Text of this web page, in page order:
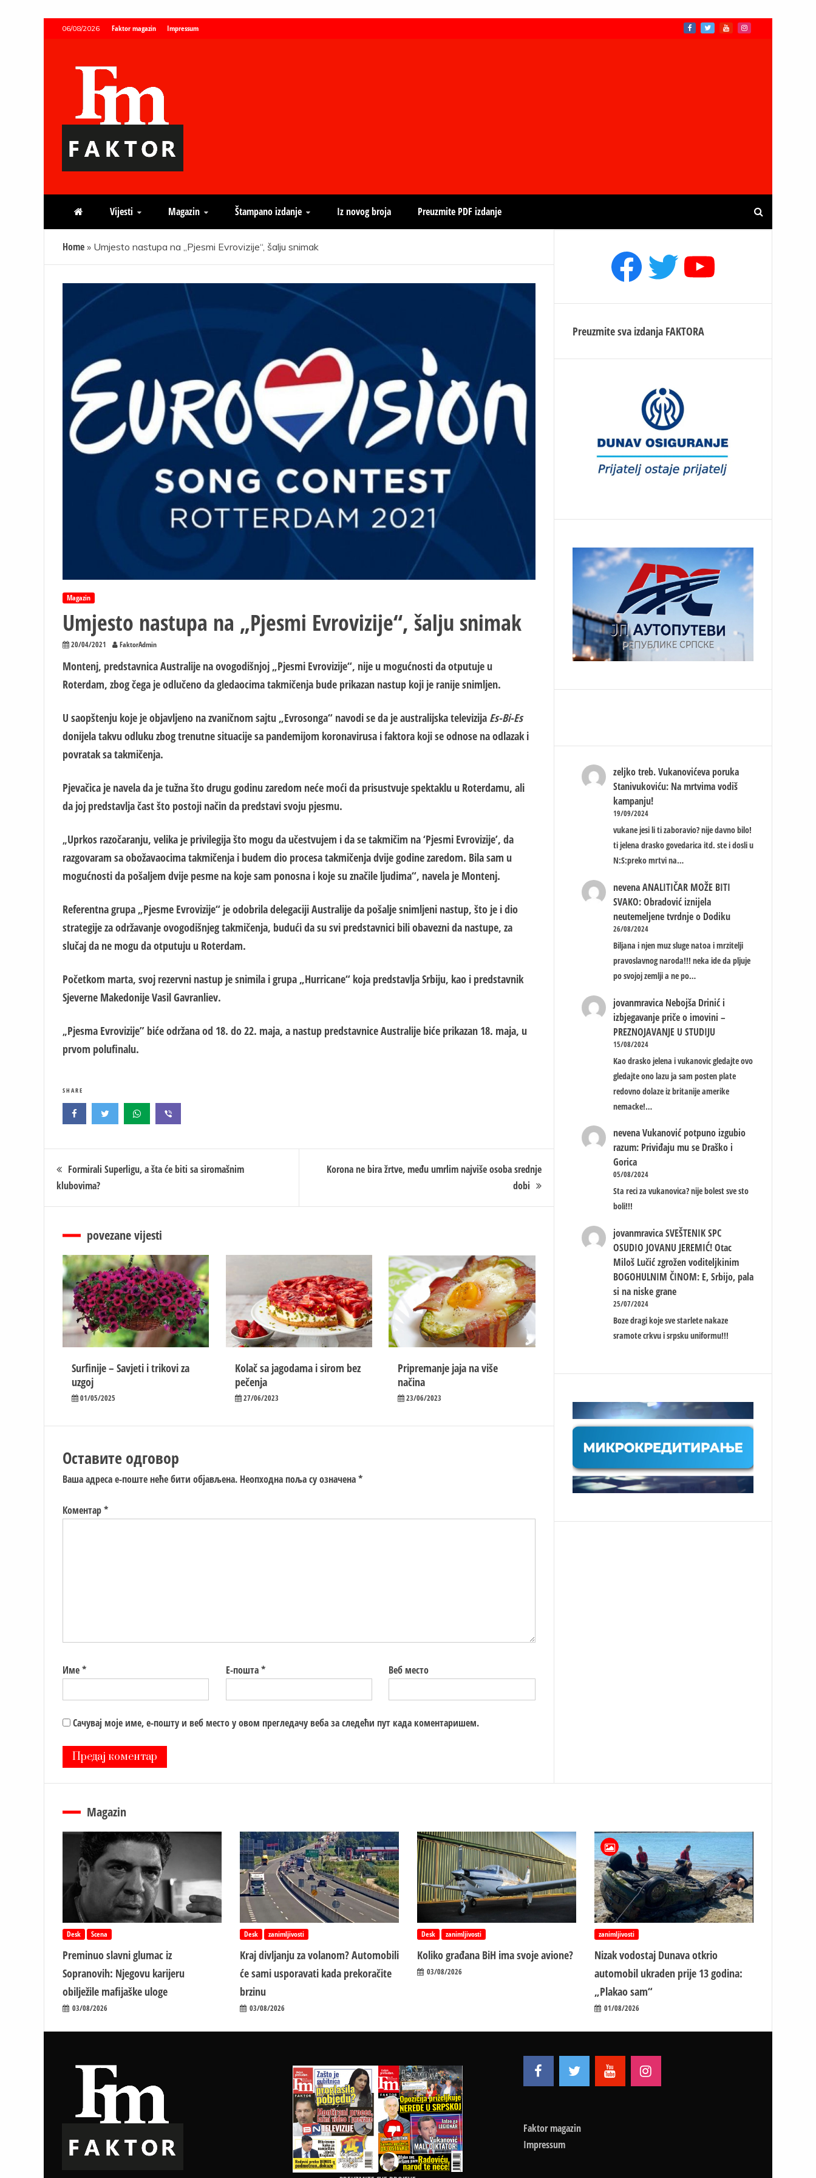
06/08/2026 Faktor magazin Impressum
Faktor magazin
Vijesti Magazin Štampano izdanje Iz novog broja Preuzmite PDF izdanje
Home » Umjesto nastupa na „Pjesmi Evrovizije“, šalju snimak
Magazin
Umjesto nastupa na „Pjesmi Evrovizije“, šalju snimak
20/04/2021 FaktorAdmin
Montenj, predstavnica Australije na ovogodišnjoj „Pjesmi Evrovizije“, nije u mogućnosti da otputuje u
Roterdam, zbog čega je odlučeno da gledaocima takmičenja bude prikazan nastup koji je ranije snimljen.
U saopštenju koje je objavljeno na zvaničnom sajtu „Evrosonga“ navodi se da je australijska televizija Es-Bi-Es
donijela takvu odluku zbog trenutne situacije sa pandemijom koronavirusa i faktora koji se odnose na odlazak i
povratak sa takmičenja.
Pjevačica je navela da je tužna što drugu godinu zaredom neće moći da prisustvuje spektaklu u Roterdamu, ali
da joj predstavlja čast što postoji način da predstavi svoju pjesmu.
„Uprkos razočaranju, velika je privilegija što mogu da učestvujem i da se takmičim na ‘Pjesmi Evrovizije’, da
razgovaram sa obožavaocima takmičenja i budem dio procesa takmičenja dvije godine zaredom. Bila sam u
mogućnosti da pošaljem dvije pesme na koje sam ponosna i koje su značile ljudima“, navela je Montenj.
Referentna grupa „Pjesme Evrovizije“ je odobrila delegaciji Australije da pošalje snimljeni nastup, što je i dio
strategije za održavanje ovogodišnjeg takmičenja, budući dasu svi predstavnici bili obavezni da nastupe, za
slučaj da ne mogu da otputuju u Roterdam.
Početkom marta, svoj rezervni nastup je snimila i grupa „Hurricane“ koja predstavlja Srbiju, kao i predstavnik
Sjeverne Makedonije Vasil Gavranliev.
„Pjesma Evrovizije” biće održanaod 18. do 22. maja, a nastup predstavnice Australije biće prikazan 18. maja, u
prvom polufinalu.
SHARE
Кретање
чланка
Formirali Superligu, a šta će biti sa siromašnim
klubovima?
Korona ne bira žrtve, među umrlim najviše osoba srednje
dobi
povezane vijesti
Surfinije – Savjeti i trikovi za
uzgoj
01/05/2025
Kolač sa jagodama i sirom bez
pečenja
27/06/2023
Pripremanje jaja na više
načina
23/06/2023
Оставите одговор
Ваша адреса е-поште неће бити објављена. Неопходна поља су означена*
Коментар*
Име* Е-пошта* Веб место
Сачувај моје име, е-пошту и веб место у овом прегледачу веба за следећи пут када коментаришем.
Facebook
TwitterYouTube
Preuzmite sva izdanja FAKTORA
zeljko treb. Vukanovićeva poruka
Stanivukoviću: Na mrtvima vodiš
kampanju!
19/09/2024
vukane jesi li ti zaboravio? nije davno bilo!
ti jelena drasko govedarica itd. ste i dosli u
N:S:preko mrtvi na…
nevena ANALITIČAR MOŽE BITI
SVAKO: Obradović iznijela
neutemeljene tvrdnje o Dodiku
26/08/2024
Biljana i njen muz sluge natoa i mrzitelji
pravoslavnog naroda!!! neka ide da pljuje
po svojoj zemlji a ne po…
jovanmravica Nebojša Drinić i
izbjegavanje priče o imovini –
PREZNOJAVANJE U STUDIJU
15/08/2024
Kao drasko jelena i vukanovic gledajte ovo
gledajte ono lazu ja sam posten plate
redovno dolaze iz britanije amerike
nemacke!…
nevena Vukanović potpuno izgubio
razum: Priviđaju mu se Draško i
Gorica
05/08/2024
Sta reci za vukanovica? nije bolest sve sto
boli!!!
jovanmravica SVEŠTENIK SPC
OSUDIO JOVANU JEREMIĆ! Otac
Miloš Lučić zgrožen voditeljkinim
BOGOHULNIM ČINOM: E, Srbijo, pala
si na niske grane
25/07/2024
Boze dragi koje sve starlete nakaze
sramote crkvu i srpsku uniformu!!!
Magazin
Desk Scena
Preminuo slavni glumac iz
Sopranovih: Njegovu karijeru
obilježile mafijaške uloge
03/08/2026
Desk zanimljivosti
Kraj divljanju za volanom? Automobili
će sami usporavati kada prekoračite
brzinu
03/08/2026
Desk zanimljivosti
Koliko građana BiH ima svoje avione?
03/08/2026
zanimljivosti
Nizak vodostaj Dunava otkrio
automobil ukraden prije 13 godina:
„Plakao sam“
01/08/2026
Faktor magazin
Impressum